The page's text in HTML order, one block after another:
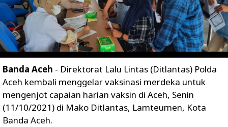
Banda Aceh - Direktorat Lalu Lintas (Ditlantas) Polda
Aceh kembali menggelar vaksinasi merdeka untuk
mengenjot capaian harian vaksin di Aceh, Senin
(11/10/2021) di Mako Ditlantas, Lamteumen, Kota
Banda Aceh.